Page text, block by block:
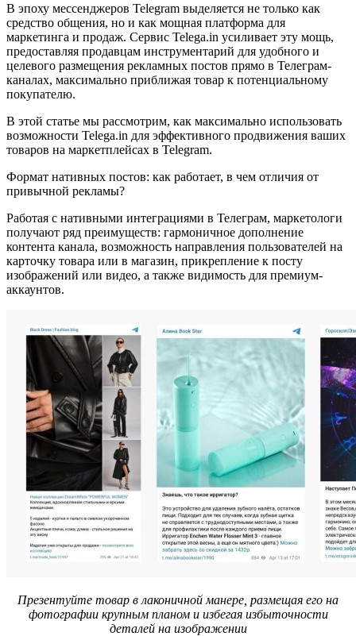
В эпоху мессенджеров Telegram выделяется не только как
средство общения, но и как мощная платформа для
маркетинга и продаж. Сервис Telega.in усиливает эту мощь,
предоставляя продавцам инструментарий для удобного и
целевого размещения рекламных постов прямо в Телеграм-
каналах, максимально приближая товар к потенциальному
покупателю.
В этой статье мы рассмотрим, как максимально использовать
возможности Telega.in для эффективного продвижения ваших
товаров на маркетплейсах в Telegram.
Формат нативных постов: как работает, в чем отличия от
привычной рекламы?
Работая с нативными интеграциями в Телеграм, маркетологи
получают ряд преимуществ: гармоничное дополнение
контента канала, возможность направления пользователей на
карточку товара или в магазин, прикрепление к посту
изображений или видео, а также видимость для премиум-
аккаунтов.
Презентуйте товар в лаконичной манере, размещая его на
фотографии крупным планом и избегая избыточности
деталей на изображении